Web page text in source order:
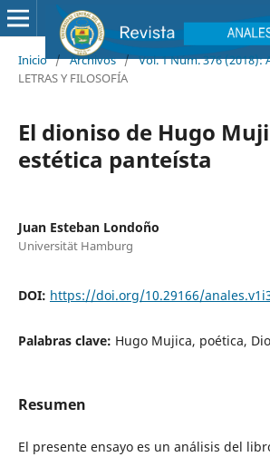
Inicio / Archivos / Vol. 1 Núm. 376 (2018):
LETRAS Y FILOSOFÍA
El dioniso de Hugo
estética panteísta
Juan Esteban Londoño
Universität Hamburg
DOI: https://doi.org/10.29166/
Palabras clave: Hugo Mujica, poética,
Resumen
El presente ensayo es un análisis del